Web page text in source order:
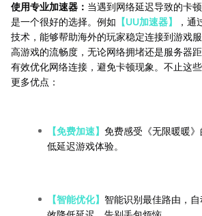
使用专业加速器： 当遇到网络延迟导致的卡
是一个很好的选择。例如 【UU加速器】
，通
技术，能够帮助海外的玩家稳定连接到游戏
高游戏的流畅度，无论网络拥堵还是服务器
有效优化网络连接，避免卡顿现象。不止这些
更多优点：
【免费加速】 免费感受《无限暖暖
低延迟游戏体验。
【智能优化】 智能识别最佳路由，